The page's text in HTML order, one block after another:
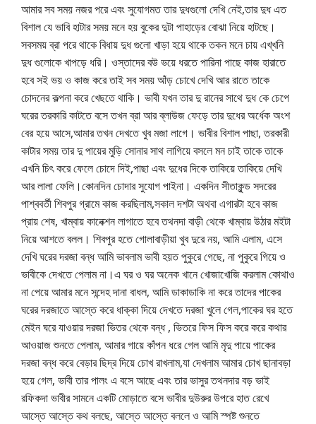
আমার সব সময় নজর পরে এবং সুযোগমত তার দুধগুলো দেখি নেই,তার দুধ এত
বিশাল যে ভাবি হাটার সময় মনে হয় বুকের দুটা পাহাড়ের বোঝা নিয়ে হাটছে।
সবসময় ব্রা পরে থাকে বিধায় দুধ গুলো খাড়া হয়ে থাকে তকন মনে চায় এখ্খনি
দুধ গুলোকে খাপড়ে ধরি। ওস্তাদের বউ ভয়ে ধরতে পারিনা পাছে কাজ হারাতে
হবে সই ভয় ও কাজ করে তাই সব সময় আঁড় চোখে দেখি আর রাতে তাকে
চোদনের কল্পনা করে খেছতে থাকি। ভাবী যখন তার দু রানের সাথে দুধ কে চেপে
ঘরের তরকারি কাটতে বসে তখন ব্রা আর ব্লাউজ ফেড়ে তার দুধের অর্ধেক অংশ
বের হয়ে আসে,আমার তখন দেখতে খুব মজা লাগে। ভাবীর বিশাল পাছা, তরকারী
কাটার সময় তার দু পায়ের মুড়ি সোনার সাথ লাগিয়ে বসলে মন চাই তাকে তাকে
এখনি চিৎ করে ফেলে চোদে দিই,পাছা এবং দুধের দিকে তাকিয়ে তাকিয়ে দেখি
আর লালা ফেলি।কোনদিন চোদার সুযোগ পাইনা। একদিন সীতাকুন্ড সদরের
পাশ্ববর্তী শিবপুর গ্রামে কাজ করছিলাম,সকাল দশটা অথবা এগারটা হবে কাজ
প্রায় শেষ, খাম্বায় কানেক্শন লাগাতে হবে তথনদা বাড়ী থেকে খাম্বায় উঠার মইটা
নিয়ে আশতে বলল। শিবপুর হতে গোলাবাড়ীয়া খুব দুরে নয়, আমি এলাম, এসে
দেখি ঘরের দরজা বন্ধ আমি ভাবলাম ভাবী হয়ত পুকুরে গেছে, না পুকুরে গিয়ে ও
ভাবীকে দেখতে পেলাম না।এ ঘর ও ঘর অনেক খানে খোজাখোজি করলাম কোথাও
না পেয়ে আমার মনে সন্দেহ দানা বাধল, আমি ডাকাডাকি না করে তাদের পাকের
ঘরের দরজাতে আস্তে করে ধাক্কা দিয়ে দেখতে দরজা খুলে গেল,পাকের ঘর হতে
মেইন ঘরে যাওয়ার দরজা ভিতর থেকে বন্ধ , ভিতরে ফিস ফিস করে করে কথার
আওয়াজ শুনতে পেলাম, আমার গায়ে কাঁপন ধরে গেল আমি মৃদু পায়ে পাকের
দরজা বন্ধ করে বেড়ার ছিদ্র দিয়ে চোখ রাখলাম,যা দেখলাম আমার চোখ ছানাবড়া
হয়ে গেল, ভাবী তার পালং এ বসে আছে এবং তার ভাসুর তথনদার বড় ভাই
রফিকদা ভাবীর সামনে একটি মোড়াতে বসে ভাবীর দুউরুর উপরে হাত রেখে
আস্তে আস্তে কথ বলছে, আস্তে আস্তে বললে ও আমি স্পষ্ট শুনতে